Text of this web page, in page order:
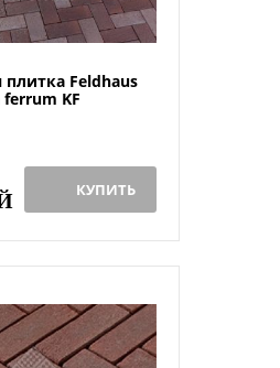
плитка Feldhaus
KF
КУПИТЬ